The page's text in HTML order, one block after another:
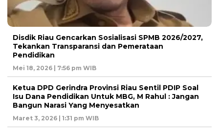
Disdik Riau Gencarkan Sosialisasi SPMB 2026/2027,
Tekankan Transparansi dan Pemerataan
Pendidikan
Mei 18, 2026 | 7:56 pm WIB
Ketua DPD Gerindra Provinsi Riau Sentil PDIP Soal
Isu Dana Pendidikan Untuk MBG, M Rahul : Jangan
Bangun Narasi Yang Menyesatkan
Maret 3, 2026 | 1:31 pm WIB